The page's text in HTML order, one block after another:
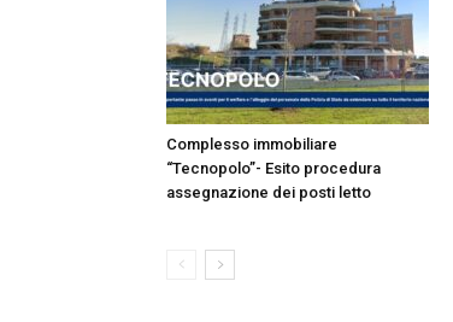
Complesso immobiliare
“Tecnopolo”- Esito procedura
assegnazione dei posti letto